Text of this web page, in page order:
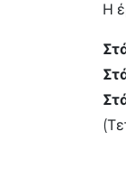
Η